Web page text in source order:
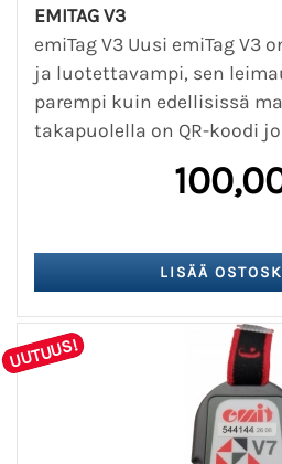
EMITAG V3
emiTag V3 Uusi emiTag V3
ja luotettavampi, sen
parempi kuin edellisissä
takapuolella on QR-koodi
UUTUUS!